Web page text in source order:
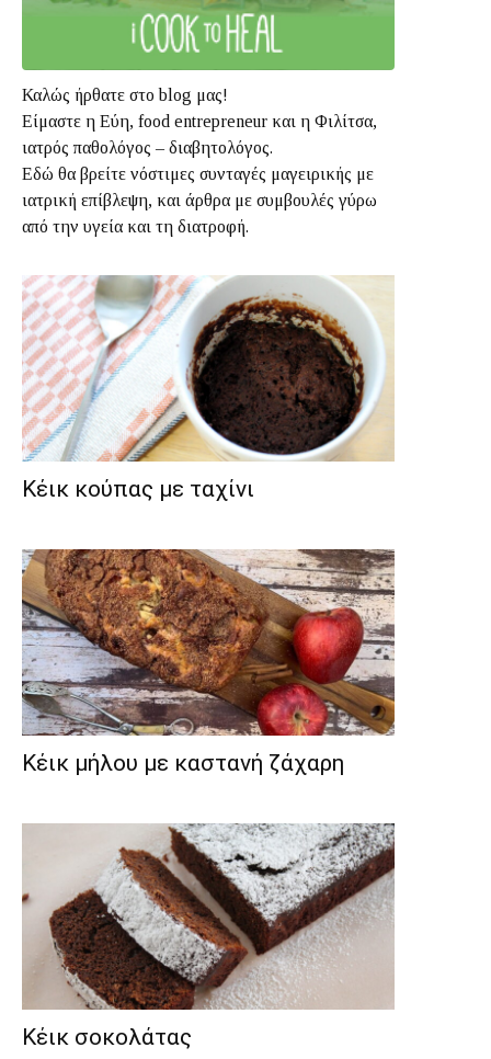
Καλώς ήρθατε στο blog μας!
Είμαστε η Εύη, food entrepreneur και η Φιλίτσα,
ιατρός παθολόγος – διαβητολόγος.
Εδώ θα βρείτε νόστιμες συνταγές μαγειρικής με
ιατρική επίβλεψη, και άρθρα με συμβουλές γύρω
από την υγεία και τη διατροφή.
Κέικ κούπας με ταχίνι
Κέικ μήλου με καστανή ζάχαρη
Κέικ σοκολάτας